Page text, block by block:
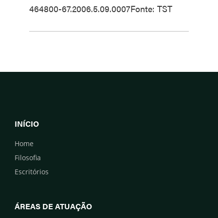
464800-67.2006.5.09.0007Fonte: TST
INÍCIO
Home
Filosofia
Escritórios
ÁREAS DE ATUAÇÃO